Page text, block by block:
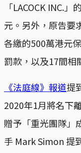
「LACOCK INC.
元。另外，原告要
各繳的500萬港元
罰款，以及17間相
《法庭線》報道提
2020年1月將名下
贈予「重光團隊」
手 Mark Simon 提